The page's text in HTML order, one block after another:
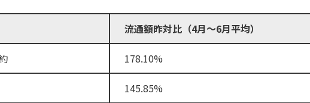
流通額昨対比（4月〜6月平均）
178.10%
145.85%